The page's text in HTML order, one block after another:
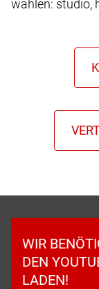
wählen: studio,
WIR
DEN
LADEN!